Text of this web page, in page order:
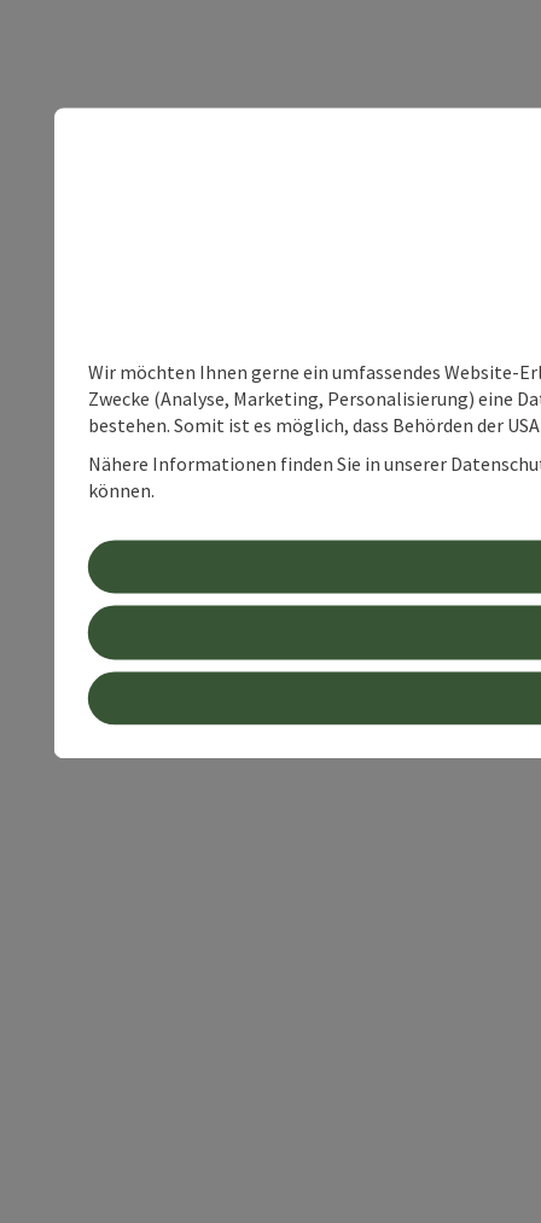
Wir möchten Ihnen gerne ein umfassendes Website-
Zwecke (Analyse, Marketing, Personalisierung) eine
bestehen. Somit ist es möglich, dass Behörden der
Nähere Informationen finden Sie in unserer
können.